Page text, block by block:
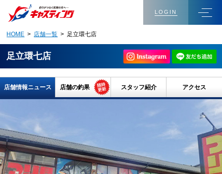
LOGIN
HOME > 店舗一覧 > 足立環七店
足立環七店
店舗情報ニュース 店舗の釣果 スタッフ紹介 アクセス